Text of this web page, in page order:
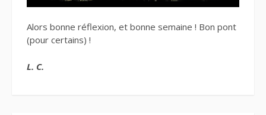
Alors bonne réflexion, et bonne semaine ! Bon pont
(pour certains) !
L. C.